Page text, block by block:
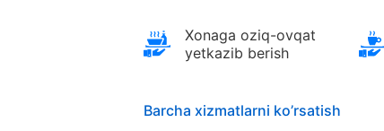
Xonaga oziq-ovqat
yetkazib berish
Barcha xizmatlarni ko’rsatish